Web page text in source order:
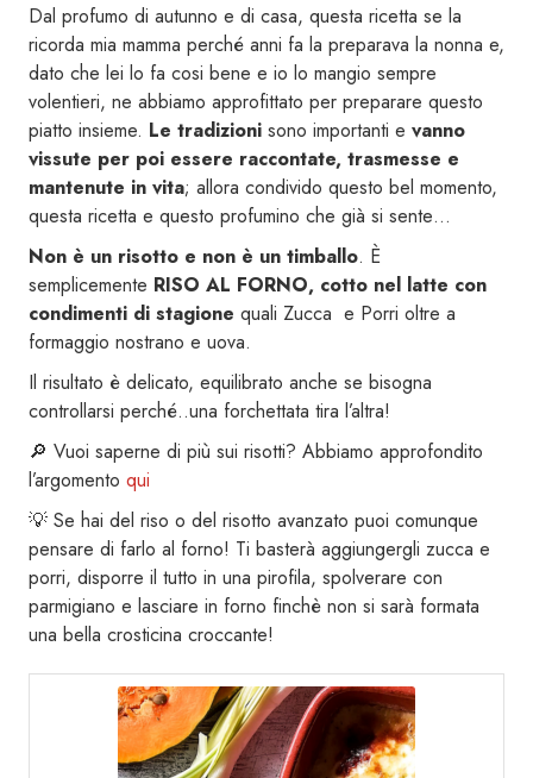
Dal profumo di autunno e di casa, questa ricetta se la
ricorda mia mamma perché anni fa la preparava la nonna e,
dato che lei lo fa cosi bene e io lo mangio sempre
volentieri, ne abbiamo approfittato per preparare questo
piatto insieme. Le tradizioni sono importanti e vanno
vissute per poi essere raccontate, trasmesse e
mantenute in vita; allora condivido questo bel momento,
questa ricetta e questo profumino che già si sente…
Non è un risotto e non è un timballo. È
semplicemente RISO AL FORNO, cotto nel latte con
condimenti di stagione quali Zucca e Porri oltre a
formaggio nostrano e uova.
Il risultato è delicato, equilibrato anche se bisogna
controllarsi perché..una forchettata tira l’altra!
🔎 Vuoi saperne di più sui risotti? Abbiamo approfondito
l’argomento qui
💡 Se hai del riso o del risotto avanzato puoi comunque
pensare di farlo al forno! Ti basterà aggiungergli zucca e
porri, disporre il tutto in una pirofila, spolverare con
parmigiano e lasciare in forno finchè non si sarà formata
una bella crosticina croccante!